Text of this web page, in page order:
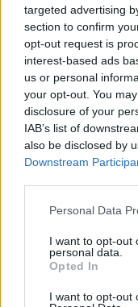
targeted advertising
section to confirm
opt-out request is
interest-based ads
us or personal
your opt-out. You
disclosure of your
IAB’s list of
also be disclosed by
Downstream
Please note that this
not limited to your
grant or deny
use your data for
consent section.
Personal Data
I want to opt-out
personal data.
Opted In
I want to opt-out
volt, amikor
hogy túlságosan
t. A TMZ szerint,
megszületett
volna a lehető
ezért nem is
a
Kate
tenni mindhárom
következő csapás
amikor nem
kapcsolatban
egész esemény
angol sajtónak
És ekkor